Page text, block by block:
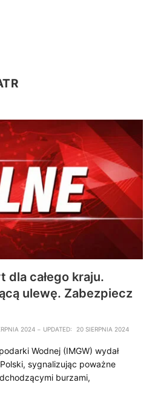
dla całego kraju.
ulewę. Zabezpiecz
2024 UPDATED: 20 SIERPNIA 2024
Wodnej (IMGW) wydał
sygnalizując poważne
burzami,